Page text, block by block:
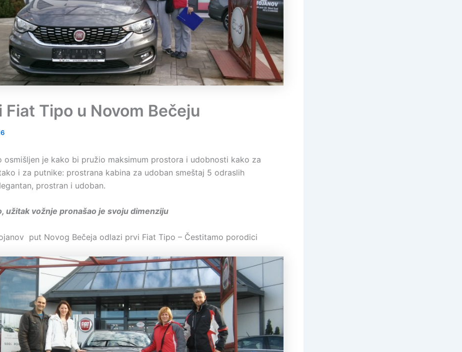
Fiat Tipo u Novom Bečeju
osmišljen je kako bi pružio maksimum prostora i udobnosti kako za
i za putnike: prostrana kabina za udoban smeštaj 5 odraslih
prostran i udoban.
užitak vožnje pronašao je svoju dimenziju
put Novog Bečeja odlazi prvi Fiat Tipo – Čestitamo porodici